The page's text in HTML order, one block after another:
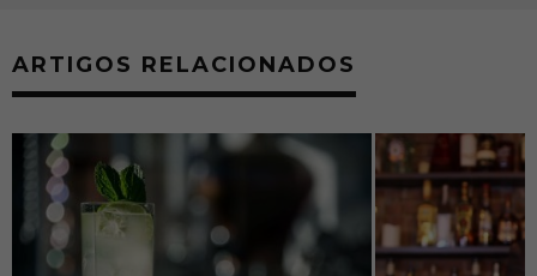
ARTIGOS RELACIONADOS